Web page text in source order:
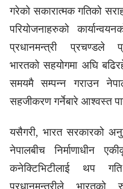
गरेको सकारात्मक गतिको
परियोजनाहरुको
प्रधानमन्त्री प्रचण्डले
भारतको सहयोगमा अघि
समयमै सम्पन्न गराउन
सहजीकरण गर्नेबारे आश्वस्त
यसैगरी, भारत सरकारको
नेपालबीच निर्माणाधीन
कनेक्टिभिटीलाई थप
प्रधानमन्त्रीले भारतको